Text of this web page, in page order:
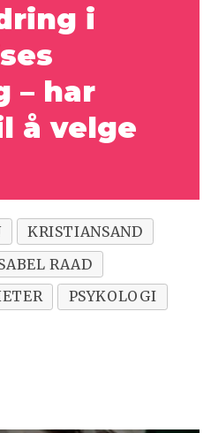
i
– har
å velge
KRISTIANSAND
RAAD
PSYKOLOGI